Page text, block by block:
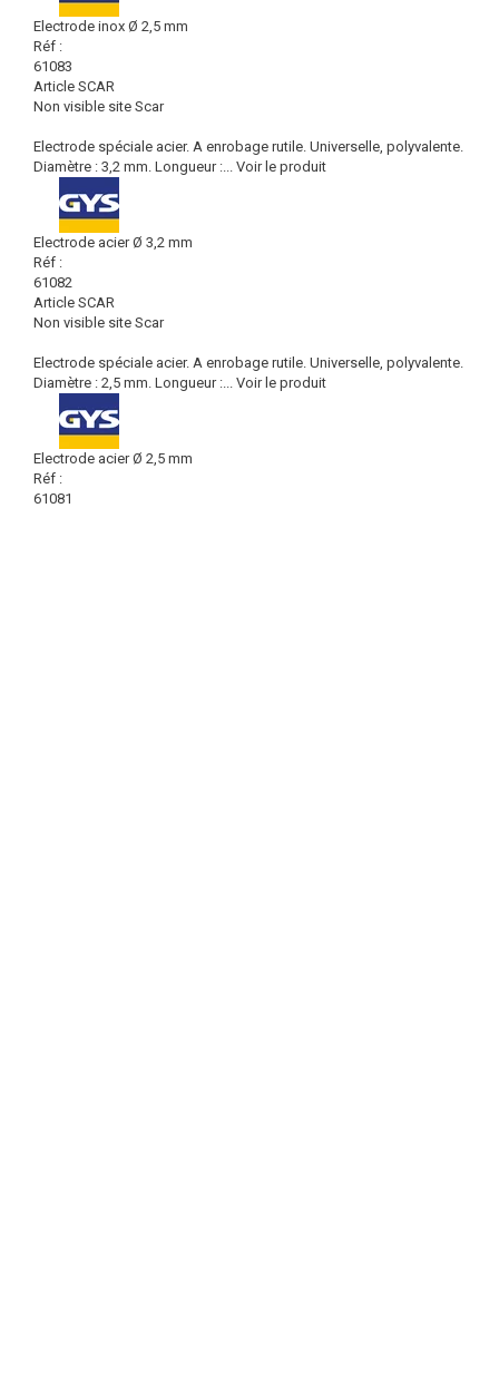
Electrode inox Ø 2,5 mm
Réf :
61083
Article SCAR
Non visible site Scar
Electrode spéciale acier. A enrobage rutile. Universelle, polyvalente.
Diamètre : 3,2 mm. Longueur :... Voir le produit
Electrode acier Ø 3,2 mm
Réf :
61082
Article SCAR
Non visible site Scar
Electrode spéciale acier. A enrobage rutile. Universelle, polyvalente.
Diamètre : 2,5 mm. Longueur :... Voir le produit
Electrode acier Ø 2,5 mm
Réf :
61081